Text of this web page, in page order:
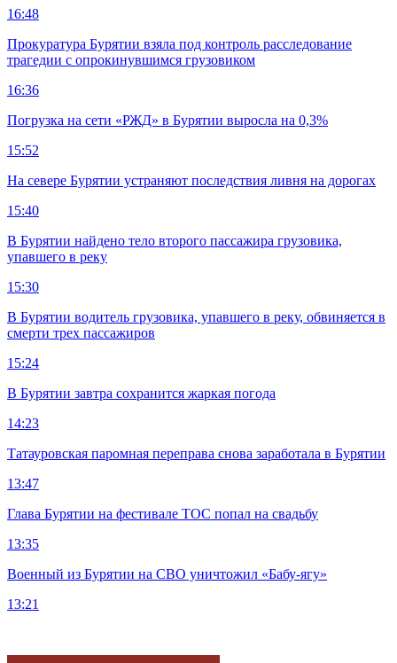
16:48
Прокуратура Бурятии взяла под контроль расследование
трагедии с опрокинувшимся грузовиком
16:36
Погрузка на сети «РЖД» в Бурятии выросла на 0,3%
15:52
На севере Бурятии устраняют последствия ливня на дорогах
15:40
В Бурятии найдено тело второго пассажира грузовика,
упавшего в реку
15:30
В Бурятии водитель грузовика, упавшего в реку, обвиняется в
смерти трех пассажиров
15:24
В Бурятии завтра сохранится жаркая погода
14:23
Татауровская паромная переправа снова заработала в Бурятии
13:47
Глава Бурятии на фестивале ТОС попал на свадьбу
13:35
Военный из Бурятии на СВО уничтожил «Бабу-ягу»
13:21